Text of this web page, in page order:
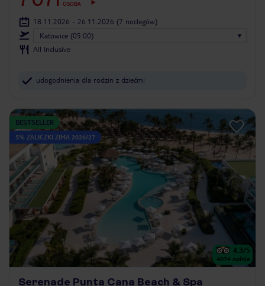
OSOBA
18.11.2026 - 26.11.2026 (7 noclegów)
Katowice (05:00)
All Inclusive
udogodnienia dla rodzin z dziećmi
BESTSELLER
5% ZALICZKI ZIMA 2026/27
4.3/5
4074 opinie
Serenade Punta Cana Beach & Spa